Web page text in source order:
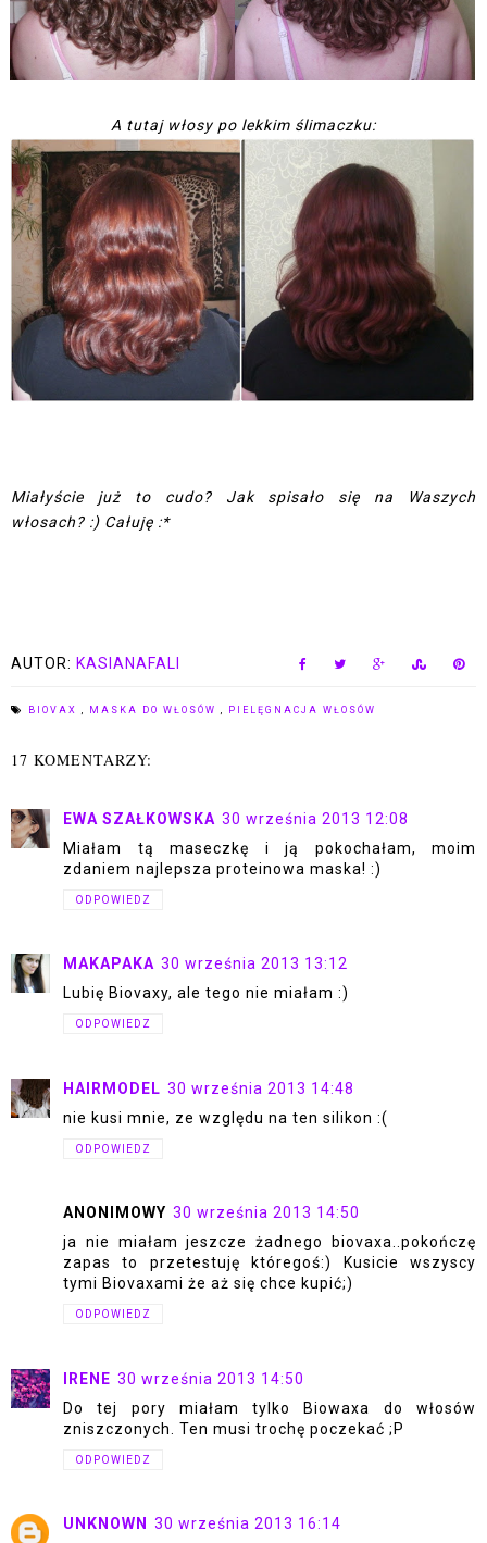
A tutaj włosy po lekkim ślimaczku:
Miałyście już to cudo? Jak spisało się na Waszych
włosach? :) Całuję :*
AUTOR: KASIANAFALI
BIOVAX MASKA DO WŁOSÓW PIELĘGNACJA WŁOSÓW
17 KOMENTARZY:
EWA SZAŁKOWSKA 30 września 2013 12:08
Miałam tą maseczkę i ją pokochałam, moim
zdaniem najlepsza proteinowa maska! :)
ODPOWIEDZ
MAKAPAKA 30 września 2013 13:12
Lubię Biovaxy, ale tego nie miałam :)
ODPOWIEDZ
HAIRMODEL 30 września 2013 14:48
nie kusi mnie, ze względu na ten silikon :(
ODPOWIEDZ
ANONIMOWY 30 września 2013 14:50
ja nie miałam jeszcze żadnego biovaxa..pokończę
zapas to przetestuję któregoś:) Kusicie wszyscy
tymi Biovaxami że aż się chce kupić;)
ODPOWIEDZ
IRENE 30 września 2013 14:50
Do tej pory miałam tylko Biowaxa do włosów
zniszczonych. Ten musi trochę poczekać ;P
ODPOWIEDZ
UNKNOWN
30 września 2013 16:14